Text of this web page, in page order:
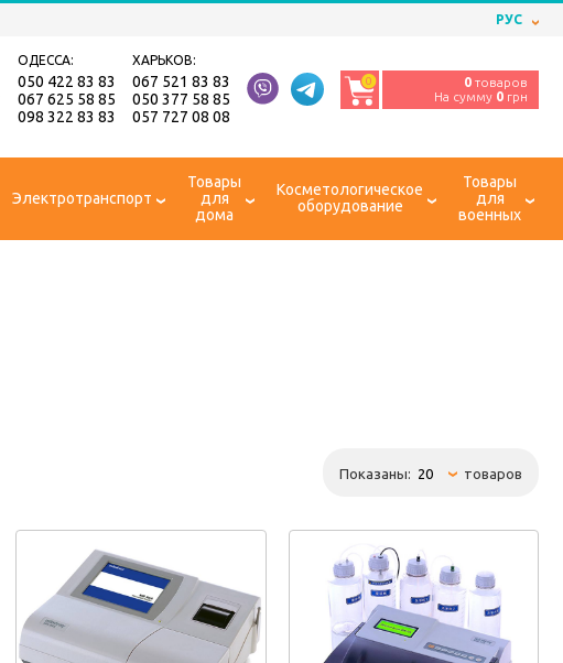
РУС
ОДЕССА:
050 422 83 83
067 625 58 85
098 322 83 83
ХАРЬКОВ:
067 521 83 83
050 377 58 85
057 727 08 08
0 0 товаров
На сумму 0 грн
Электротранспорт
Товары
для
дома
Косметологическое
оборудование
Товары
для
военных
Показаны: товаров